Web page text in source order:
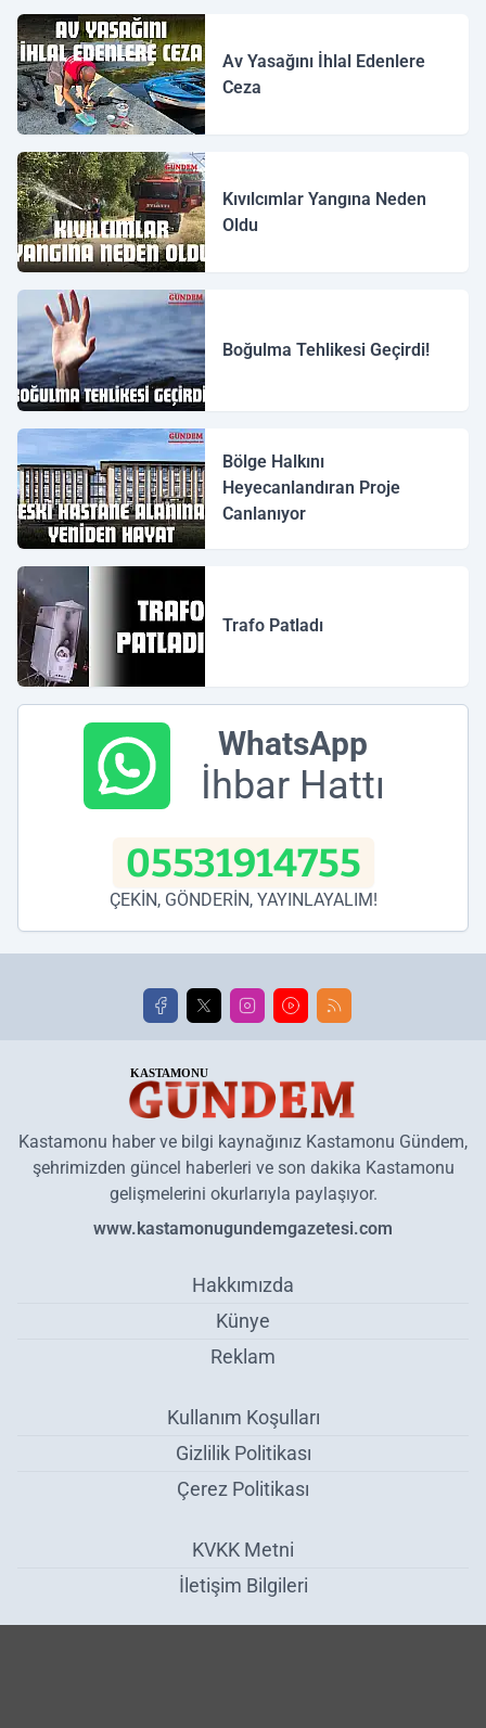
Av Yasağını İhlal Edenlere
Ceza
Kıvılcımlar Yangına Neden
Oldu
Boğulma Tehlikesi Geçirdi!
Bölge Halkını
Heyecanlandıran Proje
Canlanıyor
Trafo Patladı
WhatsApp
İhbar Hattı
05531914755
ÇEKİN, GÖNDERİN, YAYINLAYALIM!
Kastamonu haber ve bilgi kaynağınız Kastamonu Gündem,
şehrimizden güncel haberleri ve son dakika Kastamonu
gelişmelerini okurlarıyla paylaşıyor.
www.kastamonugundemgazetesi.com
Hakkımızda
Künye
Reklam
Kullanım Koşulları
Gizlilik Politikası
Çerez Politikası
KVKK Metni
İletişim Bilgileri